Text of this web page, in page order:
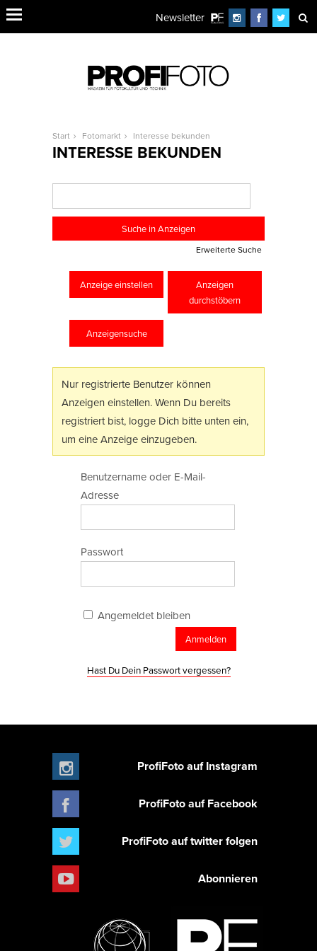
Newsletter
Start Fotomarkt Interesse bekunden
INTERESSE BEKUNDEN
Erweiterte Suche
Anzeige einstellen
Anzeigen
durchstöbern
Anzeigensuche
Nur registrierte Benutzer können
Anzeigen einstellen. Wenn Du bereits
registriert bist, logge Dich bitte unten ein,
um eine Anzeige einzugeben.
Benutzername oder E-Mail-
Adresse
Passwort
Angemeldet bleiben
Hast Du Dein Passwort vergessen?
ProfiFoto auf Instagram
ProfiFoto auf Facebook
ProfiFoto auf twitter folgen
Abonnieren